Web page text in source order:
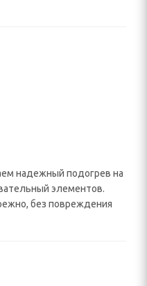
надежный подогрев на
элементов.
без повреждения